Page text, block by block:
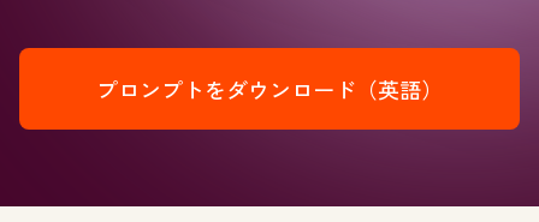
プロンプトをダウンロード（英語）